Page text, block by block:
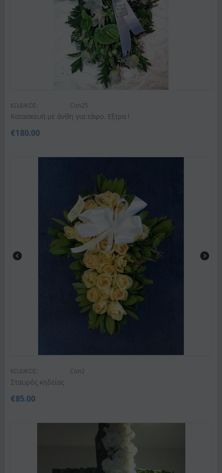
ΚΩΔΙΚΟΣ: Con25
Κατασκευή με άνθη για τάφο. Εξτρα !
€180.00
ΚΩΔΙΚΟΣ: Con2
Σταυρός κηδείας
€85.00